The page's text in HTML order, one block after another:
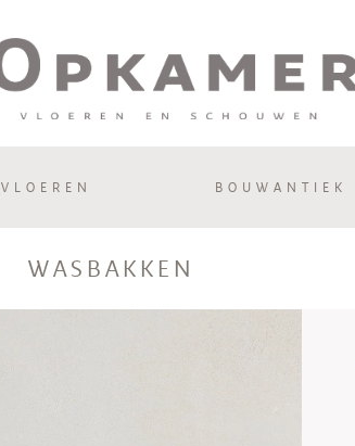
VLOEREN BOUWANTIEK
WASBAKKEN